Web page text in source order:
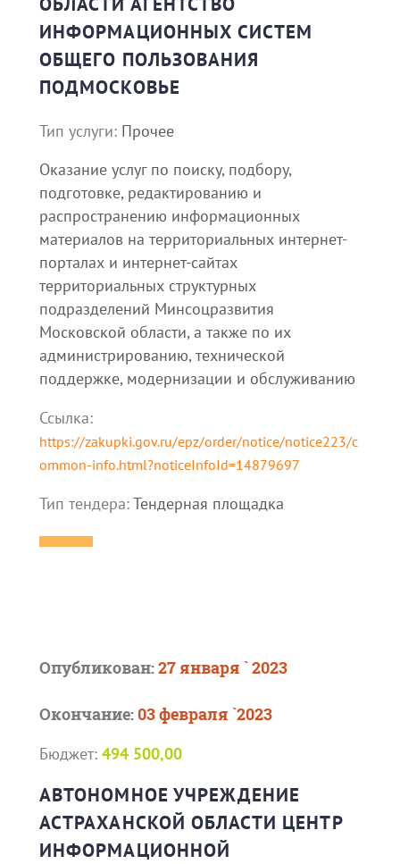
ИНФОРМАЦИОННЫХ СИСТЕМ
ОБЩЕГО ПОЛЬЗОВАНИЯ
ПОДМОСКОВЬЕ
Тип услуги: Прочее
Оказание услуг по поиску, подбору,
подготовке, редактированию и
распространению информационных
материалов на территориальных интернет-
порталах и интернет-сайтах
территориальных структурных
подразделений Минсоцразвития
Московской области, а также по их
администрированию, технической
поддержке, модернизации и обслуживанию
Ссылка:
https://zakupki.gov.ru/epz/order/notice/notice223/c
ommon-info.html?noticeInfoId=14879697
Тип тендера:Тендерная площадка
Опубликован:27 января ` 2023
Окончание:03 февраля `2023
Бюджет: 494 500,00
АВТОНОМНОЕ УЧРЕЖДЕНИЕ
АСТРАХАНСКОЙ ОБЛАСТИ ЦЕНТР
ИНФОРМАЦИОННОЙ